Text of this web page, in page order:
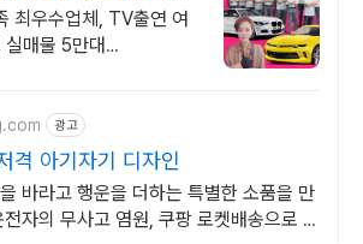
최우수업체, TV출연 여
매물 5만대
광고
격 아기자기 디자인
바라고 행운을 더하는 특별한 소품을 만
자의 무사고 염원, 쿠팡 로켓배송으로 빠